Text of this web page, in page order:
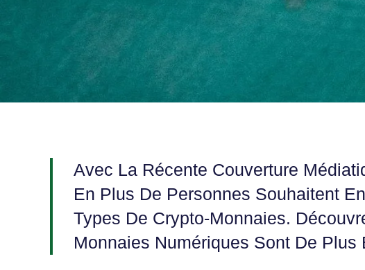
Avec La Récente Couverture
En Plus De Personnes Souhaitent
Types De Crypto-Monnaies.
Monnaies Numériques Sont De Plus